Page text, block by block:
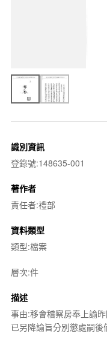
識別資訊
登錄號:148635-001
著作者
責任者:禮部
資料類型
類型:檔案
層次:件
描述
事由:移會稽察房奉上諭
已另降諭旨分別懲處嗣